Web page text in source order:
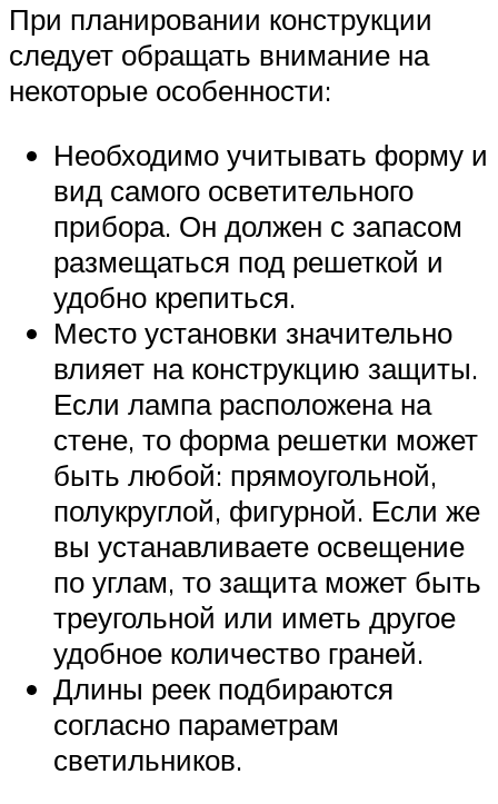
При планировании конструкции
следует обращать внимание на
некоторые особенности:
Необходимо учитывать форму и
вид самого осветительного
прибора. Он должен с запасом
размещаться под решеткой и
удобно крепиться.
Место установки значительно
влияет на конструкцию защиты.
Если лампа расположена на
стене, то форма решетки может
быть любой: прямоугольной,
полукруглой, фигурной. Если же
вы устанавливаете освещение
по углам, то защита может быть
треугольной или иметь другое
удобное количество граней.
Длины реек подбираются
согласно параметрам
светильников.